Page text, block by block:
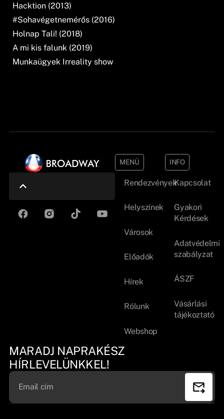
Hacktion (2013)
#Sohavégetnemérős (2016)
Holnap Tali! (2018)
A mi kis falunk (2019)
Munkaügyek Irreality show
MENÜ
Rendezvények
Helyszínek
Városok
Előadók
Hírek
Rólunk
Webshop
INFO
Kapcsolat
Gyakori
Kérdések
Adatvédelmi
szabályzat
ÁSZF
Vásárlási
tájékoztató
MARADJ NAPRAKÉSZ
HÍRLEVELÜNKKEL!